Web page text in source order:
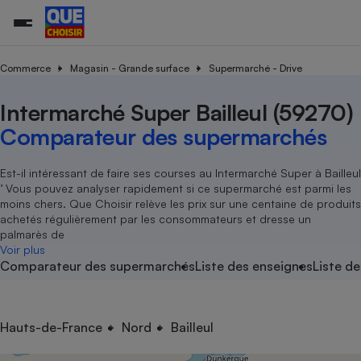
Commerce Magasin - Grande surface Supermarché - Drive
Intermarché Super Bailleul (59270)
Comparateur des supermarchés
Est-il intéressant de faire ses courses au Intermarché Super à Bailleul
’ Vous pouvez analyser rapidement si ce supermarché est parmi les
moins chers. Que Choisir relève les prix sur une centaine de produits
achetés régulièrement par les consommateurs et dresse un
palmarès de
Voir plus
Comparateur des supermarchésListe des enseignesListe
Hauts-de-France Nord Bailleul
Additifs
Nutrition
Assurance auto
Magasin - Grande surface
Méthode de vente -
Organismes de défense
Système judiciairegratuit
Déchet
Achat - Vente - Travaux
Location
Sport
électrique
Démarche administrative
Senior
Service marchand
Train
Transport aérien
Toutes les actualités
Enquêtes
Guides d'achat
Conseils
Brèves
Tous les services
Soumettre un litige
Lettres types
Rencontrer une association locale
Tous nos combats
Nos actions
Nos grandes victoires
Les billets de la présidente
Nos associations locales
Nous rejoindre
En savoir plus sur Que Choisir Ensemble
L’association
Nos missions
Notre méthodologie
Notre financement
Nos partenaires
Nous rejoindre